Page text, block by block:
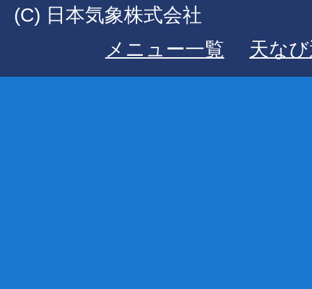
(C) 日本気象株式会社
メニュー一覧
天な